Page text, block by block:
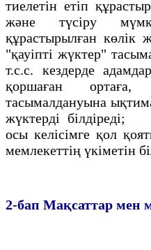
тиелетiн етiп
және түсiру
құрастырылған
"қауiптi жүктер"
т.с.с. кездерде
қоршаған ортаға,
тасымалдануына
жүктердi бiлдiредi;
осы келiсiмге қол
мемлекеттің үкiметiн
2-бап Мақсаттар мен